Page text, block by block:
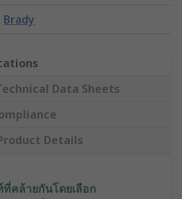
Brady
Data Sheets
Details
คล้ายกันโดยเลือก